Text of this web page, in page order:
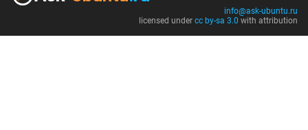
info@ask-ubuntu.ru
licensed under cc by-sa 3.0 with attribution